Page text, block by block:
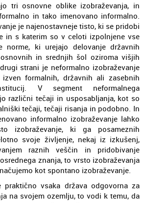
tri osnovne oblike izobraževanja, in
in tako imenovano informalno.
je najenostavneje tisto, ki se pridobi
in s katerim so v celoti izpolnjene vse
norme, ki urejajo delovanje državnih
in srednjih šol oziroma višjih
strani je neformalno izobraževanje
formalnih, državnih ali zasebnih
V segment neformalnega
različni tečaji in usposabljanja, kot so
tečaji, tečaji risanja in podobno. In
informalno izobraževanje lahko
izobraževanje, ki ga posameznih
svoje življenje, nekaj iz izkušenj,
raznih veščin in pridobivanje
znanja, to vrsto izobraževanja
kot spontano izobraževanje.
vsaka država odgovorna za
na svojem ozemlju, to vodi k temu, da